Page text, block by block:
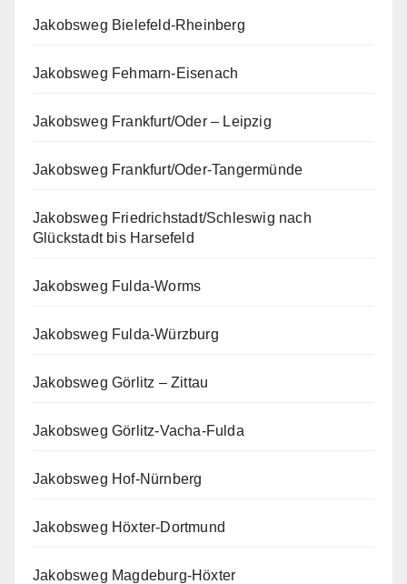
Jakobsweg Bielefeld-Rheinberg
Jakobsweg Fehmarn-Eisenach
Jakobsweg Frankfurt/Oder – Leipzig
Jakobsweg Frankfurt/Oder-Tangermünde
Jakobsweg Friedrichstadt/Schleswig nach
Glückstadt bis Harsefeld
Jakobsweg Fulda-Worms
Jakobsweg Fulda-Würzburg
Jakobsweg Görlitz – Zittau
Jakobsweg Görlitz-Vacha-Fulda
Jakobsweg Hof-Nürnberg
Jakobsweg Höxter-Dortmund
Jakobsweg Magdeburg-Höxter